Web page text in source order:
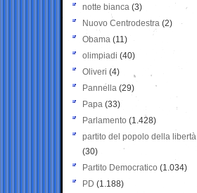
notte bianca (3)
Nuovo Centrodestra (2)
Obama (11)
olimpiadi (40)
Oliveri (4)
Pannella (29)
Papa (33)
Parlamento (1.428)
partito del popolo della libertà
(30)
Partito Democratico (1.034)
PD (1.188)